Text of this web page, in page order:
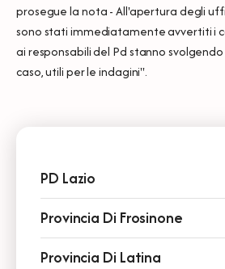
prosegue la nota - All'apertura degli
sono stati immediatamente avvertiti i
ai responsabili del Pd stanno
caso, utili per le indagini".
PD Lazio
Provincia Di Frosinone
Provincia Di Latina